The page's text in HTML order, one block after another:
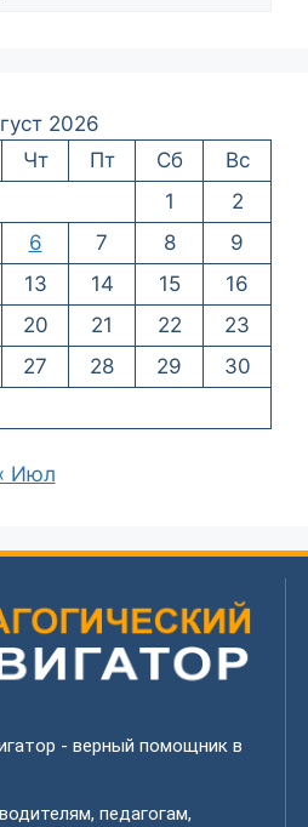
2026
Чт Пт Сб
Вс
1
2
6 7 8
9
13 14 15
16
20 21 22
23
27 28 29
30
Июл
- верный помощник в
педагогам,